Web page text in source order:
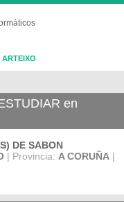
en
DE SABON
| Provincia: A CORUÑA |